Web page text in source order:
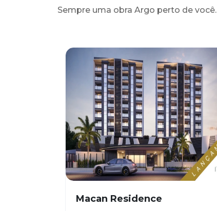
Sempre uma obra Argo perto de você.
Macan Residence